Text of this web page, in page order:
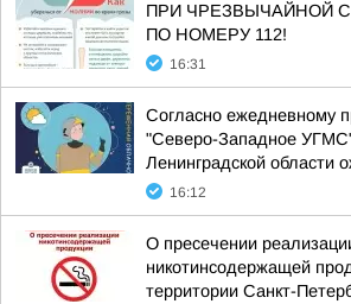
ПРИ ЧРЕЗВЫЧАЙНОЙ
ПО НОМЕРУ 112!
16:31
Согласно ежедневному
"Северо-Западное УГМС"
Ленинградской области
16:12
О пресечении
никотинсодержащей
территории Санкт-